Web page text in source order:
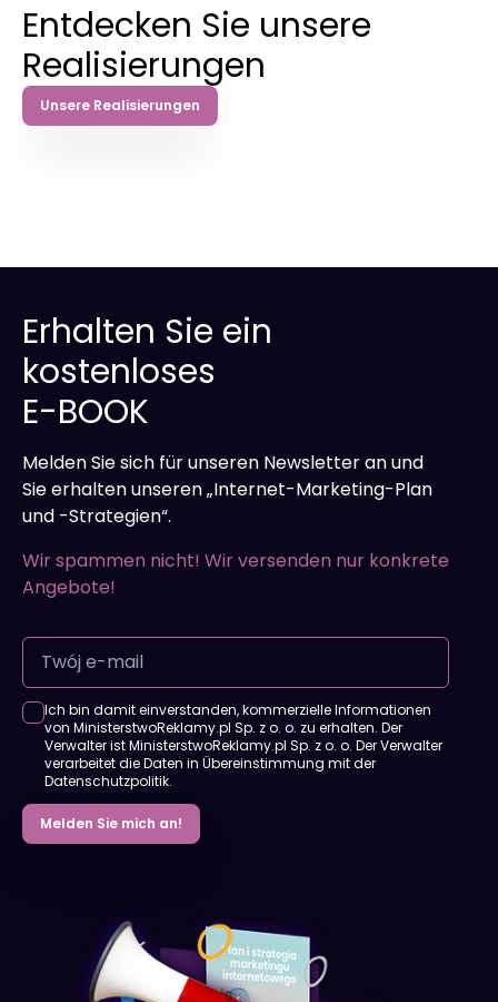
Entdecken Sie unsere
Realisierungen
Unsere Realisierungen
Erhalten Sie ein
kostenloses
E-BOOK
Melden Sie sich für unseren Newsletter an und
Sie erhalten unseren „Internet-Marketing-Plan
und -Strategien“.
Wir spammen nicht! Wir versenden nur konkrete
Angebote!
Ich bin damit einverstanden, kommerzielle Informationen
von MinisterstwoReklamy.pl Sp. z o. o. zu erhalten. Der
Verwalter ist MinisterstwoReklamy.pl Sp. z o. o. Der Verwalter
verarbeitet die Daten in Übereinstimmung mit der
Datenschutzpolitik.
Melden Sie mich an!